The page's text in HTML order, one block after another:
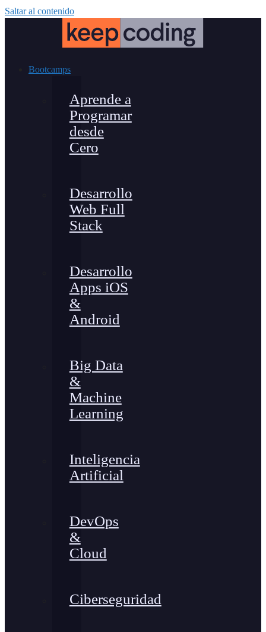
Saltar al contenido
Bootcamps
Aprende a
Programar
desde
Cero
Desarrollo
Web Full
Stack
Desarrollo
Apps iOS
&
Android
Big Data
&
Machine
Learning
Inteligencia
Artificial
DevOps
&
Cloud
Ciberseguridad